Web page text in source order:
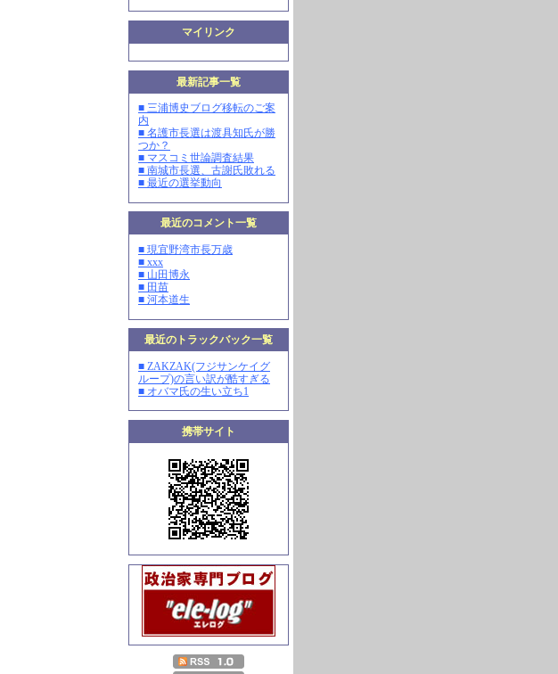
マイリンク
最新記事一覧
■ 三浦博史ブログ移転のご案
内
■ 名護市長選は渡具知氏が勝
つか？
■ マスコミ世論調査結果
■ 南城市長選、古謝氏敗れる
■ 最近の選挙動向
最近のコメント一覧
■ 現宜野湾市長万歳
■ xxx
■ 山田博永
■ 田苗
■ 河本道生
最近のトラックバック一覧
■ ZAKZAK(フジサンケイグ
ループ)の言い訳が酷すぎる
■ オバマ氏の生い立ち1
携帯サイト